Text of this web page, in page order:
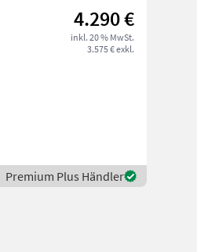
4.290 €
inkl. 20 % MwSt.
3.575 € exkl.
Premium Plus Händler